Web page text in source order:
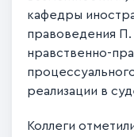
кафедры
правоведения
нравственно-
реализации в
Коллеги